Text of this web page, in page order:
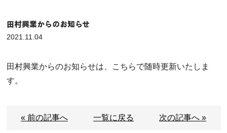
田村興業からのお知らせ
2021.11.04
田村興業からのお知らせは、こちらで随時更新いたしま
す。
« 前の記事へ 一覧に戻る 次の記事へ »